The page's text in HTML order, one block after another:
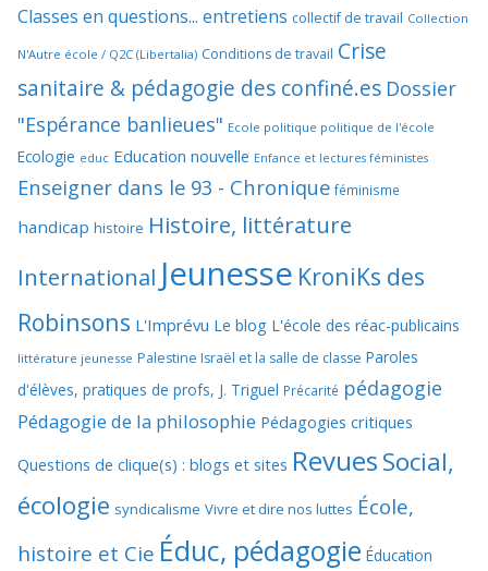
Classes en questions... entretiens collectif de travail Collection
N'Autre école / Q2C (Libertalia) Conditions de travail Crise
sanitaire & pédagogie des confiné.es Dossier
"Espérance banlieues" Ecole politique politique de l'école
Ecologie educ Education nouvelle Enfance et lectures féministes
Enseigner dans le 93 - Chronique féminisme
handicap histoire Histoire, littérature
International Jeunesse KroniKs des
Robinsons L'Imprévu Le blog L'école des réac-publicains
littérature jeunesse Palestine Israël et la salle de classe Paroles
d'élèves, pratiques de profs, J. Triguel Précarité pédagogie
Pédagogie de la philosophie Pédagogies critiques
Questions de clique(s) : blogs et sites RevuesSocial,
écologie syndicalisme Vivre et dire nos luttes École,
histoire et Cie Éduc, pédagogie Éducation